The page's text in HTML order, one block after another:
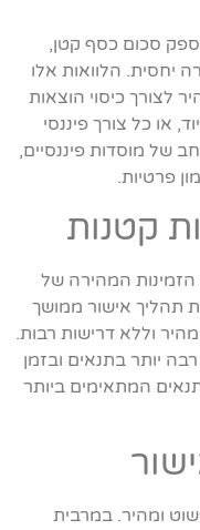
סכום כסף קטן,
קצרה יחסית. הלוואות אלו
לצורך כיסוי הוצאות
או כל צורך פיננסי
של מוסדות פיננסיים,
פרטיות.
קטנות
הזמינות המהירה של
תהליך אישור ממושך
וללא דרישות רבות.
יותר בתנאים ובזמן
המתאימים ביותר
ומהיר. במרבית